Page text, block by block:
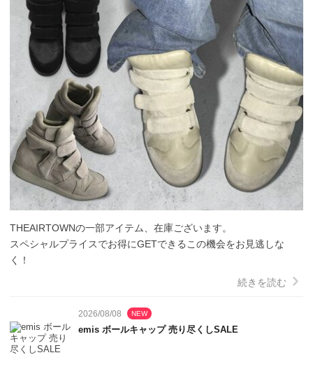
THEAIRTOWNの一部アイテム、在庫ございます。
スペシャルプライスでお得にGETできるこの機会をお見逃しな
く！
続きを読む
2026/08/08 NEW
emis ボールキャップ 売り尽くしSALE